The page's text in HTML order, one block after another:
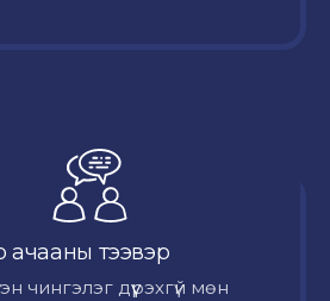
ачааны тээвэр
чингэлэг дүүрэхгүй мөн